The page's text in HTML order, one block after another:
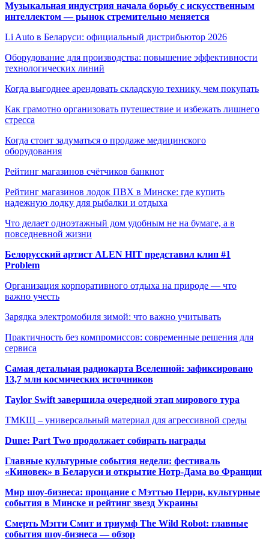
Музыкальная индустрия начала борьбу с искусственным
интеллектом — рынок стремительно меняется
Li Auto в Беларуси: официальный дистрибьютор 2026
Оборудование для производства: повышение эффективности
технологических линий
Когда выгоднее арендовать складскую технику, чем покупать
Как грамотно организовать путешествие и избежать лишнего
стресса
Когда стоит задуматься о продаже медицинского
оборудования
Рейтинг магазинов счётчиков банкнот
Рейтинг магазинов лодок ПВХ в Минске: где купить
надежную лодку для рыбалки и отдыха
Что делает одноэтажный дом удобным не на бумаге, а в
повседневной жизни
Белорусский артист ALEN HIT представил клип #1
Problem
Организация корпоративного отдыха на природе — что
важно учесть
Зарядка электромобиля зимой: что важно учитывать
Практичность без компромиссов: современные решения для
сервиса
Самая детальная радиокарта Вселенной: зафиксировано
13,7 млн космических источников
Taylor Swift завершила очередной этап мирового тура
ТМКЩ – универсальный материал для агрессивной среды
Dune: Part Two продолжает собирать награды
Главные культурные события недели: фестиваль
«Киновек» в Беларуси и открытие Нотр-Дама во Франции
Мир шоу-бизнеса: прощание с Мэттью Перри, культурные
события в Минске и рейтинг звезд Украины
Смерть Мэгги Смит и триумф The Wild Robot: главные
события шоу-бизнеса — обзор